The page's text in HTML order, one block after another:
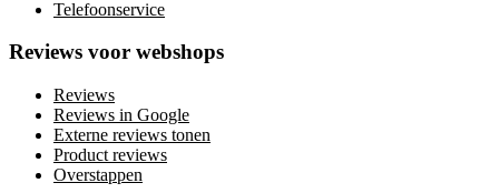
Telefoonservice
Reviews voor webshops
Reviews
Reviews in Google
Externe reviews tonen
Product reviews
Overstappen